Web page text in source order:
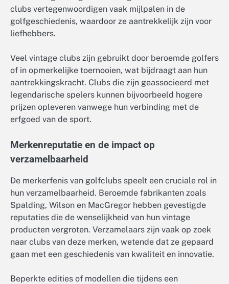
clubs vertegenwoordigen vaak mijlpalen in de
golfgeschiedenis, waardoor ze aantrekkelijk zijn voor
liefhebbers.
Veel vintage clubs zijn gebruikt door beroemde golfers
of in opmerkelijke toernooien, wat bijdraagt aan hun
aantrekkingskracht. Clubs die zijn geassocieerd met
legendarische spelers kunnen bijvoorbeeld hogere
prijzen opleveren vanwege hun verbinding met de
erfgoed van de sport.
Merkenreputatie en de impact op
verzamelbaarheid
De merkerfenis van golfclubs speelt een cruciale rol in
hun verzamelbaarheid. Beroemde fabrikanten zoals
Spalding, Wilson en MacGregor hebben gevestigde
reputaties die de wenselijkheid van hun vintage
producten vergroten. Verzamelaars zijn vaak op zoek
naar clubs van deze merken, wetende dat ze gepaard
gaan met een geschiedenis van kwaliteit en innovatie.
Beperkte edities of modellen die tijdens een